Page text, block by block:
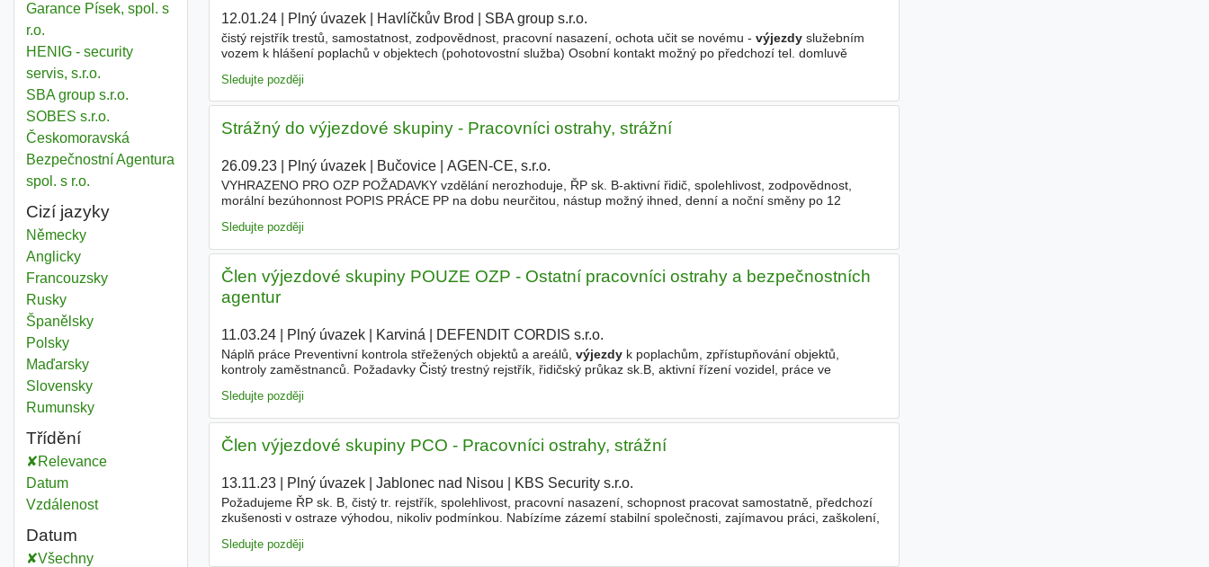
Garance Písek, spol. s
r.o.
HENIG - security
servis, s.r.o.
SBA group s.r.o.
SOBES s.r.o.
Českomoravská
Bezpečnostní Agentura
spol. s r.o.
Cizí jazyky
Německy
Anglicky
Francouzsky
Rusky
Španělsky
Polsky
Maďarsky
Slovensky
Rumunsky
Třídění
Relevance
Datum
Vzdálenost
Datum
Všechny
12.01.24| Plný úvazek| Havlíčkův Brod SBA group s.r.o.
čistý rejstřík trestů, samostatnost, zodpovědnost, pracovní nasazení, ochota učit se novému - výjezdyslužebním
vozem k hlášení poplachů v objektech (pohotovostní služba) Osobní kontakt možný po předchozí tel. domluvě
Sledujte později
Strážný do výjezdové skupiny - Pracovníci ostrahy, strážní
26.09.23| Plný úvazek| Bučovice| AGEN-CE, s.r.o.
VYHRAZENO PRO OZP POŽADAVKY vzdělání nerozhoduje, ŘP sk. B-aktivní řidič, spolehlivost, zodpovědnost,
morální bezúhonnost POPIS PRÁCE PP na dobu neurčitou, nástup možný ihned, denní a noční směny po 12
Sledujte později
Člen výjezdové skupiny POUZE OZP - Ostatní pracovníci ostrahy a bezpečnostních
agentur
11.03.24| Plný úvazek| Karviná DEFENDIT CORDIS s.r.o.
Náplň práce Preventivní kontrola střežených objektů a areálů, výjezdyk poplachům, zpřístupňování objektů,
kontroly zaměstnanců. Požadavky Čistý trestný rejstřík, řidičský průkaz sk.B, aktivní řízení vozidel, práce ve
Sledujte později
Člen výjezdové skupiny PCO - Pracovníci ostrahy, strážní
13.11.23| Plný úvazek| Jablonec nad Nisou KBS Security s.r.o.
Požadujeme ŘP sk. B, čistý tr. rejstřík, spolehlivost, pracovní nasazení, schopnost pracovat samostatně, předchozí
zkušenosti v ostraze výhodou, nikoliv podmínkou. Nabízíme zázemí stabilní společnosti, zajímavou práci, zaškolení,
Sledujte později